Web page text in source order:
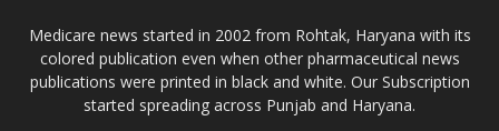
Medicare news started in 2002 from Rohtak, Haryana with its
colored publication even when other pharmaceutical news
publications were printed in black and white. Our Subscription
started spreading across Punjab and Haryana.